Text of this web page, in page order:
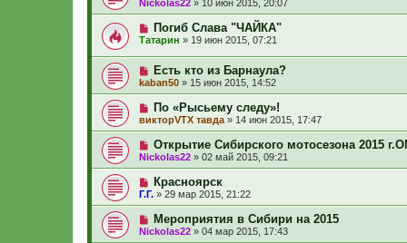
Nickolas22 » 10 июн 2015, 20:07
Погиб Слава "ЧАЙКА"
Татарин » 19 июн 2015, 07:21
Есть кто из Барнаула?
kaban50 » 15 июн 2015, 14:52
По «Рысьему следу»!
викторVTX тавда » 14 июн 2015, 17:47
Открытие Сибирского мотосезона 2015
Nickolas22 » 02 май 2015, 09:21
Красноярск
Г.Г. » 29 мар 2015, 21:22
Мероприятия в Сибири на 2015
Nickolas22 » 04 мар 2015, 17:43